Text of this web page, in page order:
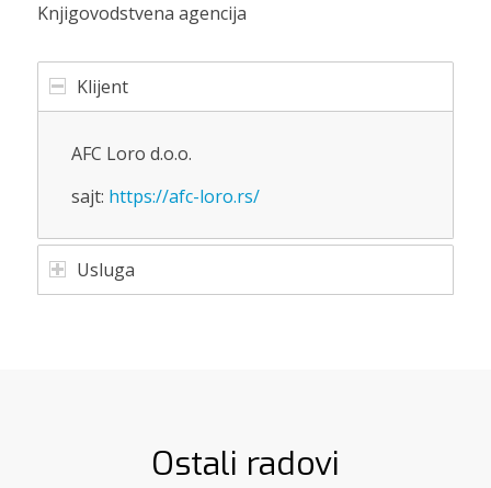
Knjigovodstvena agencija
Klijent
AFC Loro d.o.o.
sajt: https://afc-loro.rs/
Usluga
Ostali radovi